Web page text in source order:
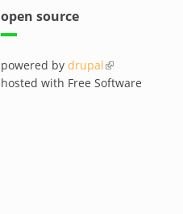
open source
powered by drupal(link is external)
hosted with Free Software